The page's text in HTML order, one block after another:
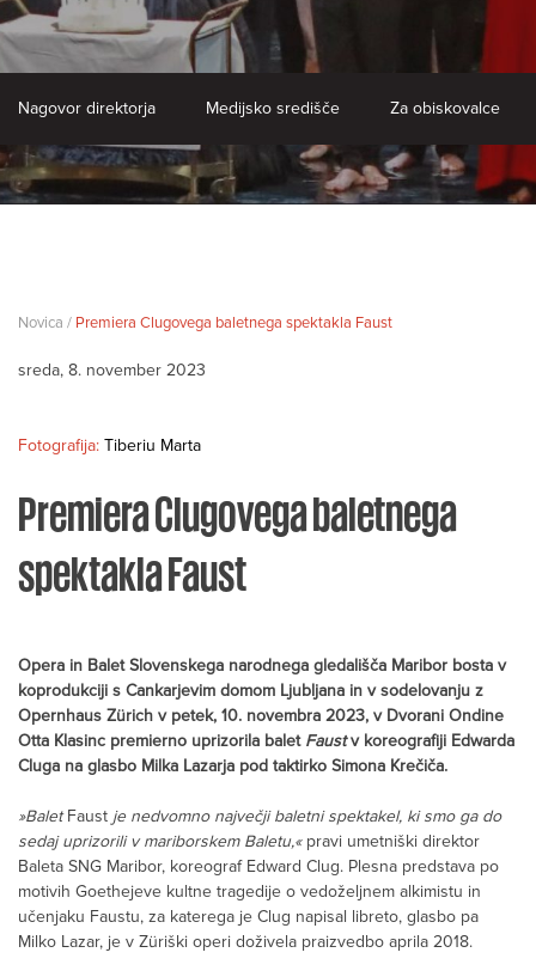
Nagovor direktorja Medijsko središče Za obiskovalce
Novica / Premiera Clugovega baletnega spektakla Faust
sreda, 8. november 2023
Premiera Clugovega baletnega
spektakla Faust
Opera in Balet Slovenskega narodnega gledališča Maribor bosta v
koprodukciji s Cankarjevim domom Ljubljana in v sodelovanju z
Opernhaus Zürich v petek, 10. novembra 2023, v Dvorani Ondine
Otta Klasinc premierno uprizorila balet Faustv koreografiji Edwarda
Cluga na glasbo Milka Lazarja pod taktirko Simona Krečiča.
»BaletFaust je nedvomno največji baletni spektakel, ki smo ga do
sedaj uprizorili v mariborskem Baletu,«pravi umetniški direktor
Baleta SNG Maribor, koreograf Edward Clug. Plesna predstava po
motivih Goethejeve kultne tragedije o vedoželjnem alkimistu in
učenjaku Faustu, za katerega je Clug napisal libreto, glasbo pa
Milko Lazar, je v Züriški operi doživela praizvedbo aprila 2018.
Fotografija: Tiberiu Marta